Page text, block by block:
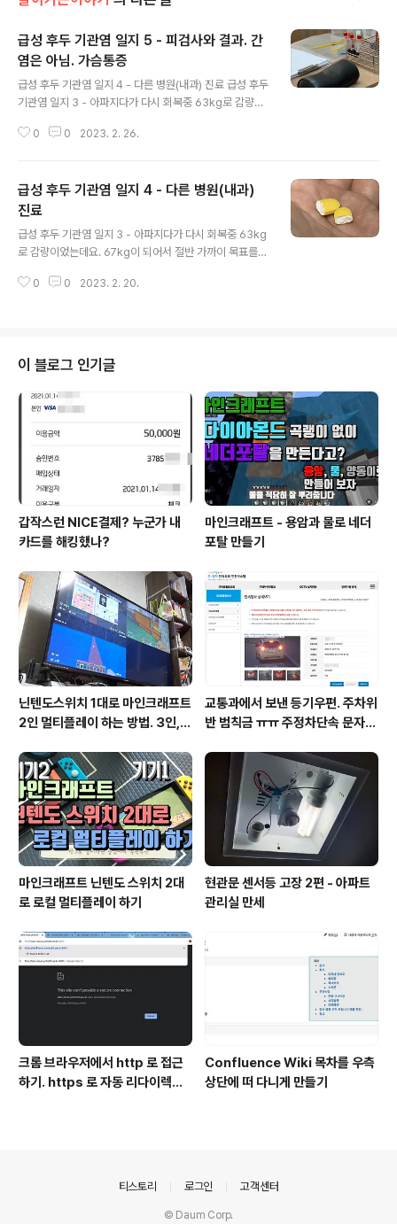
급성 후두 기관염 일지 5 - 피검사와 결과. 간
염은 아님. 가슴통증
급성 후두 기관염 일지 4 - 다른 병원(내과) 진료 급성 후두
기관염 일지 3 - 아파지다가 다시 회복중 63kg로 감량이
다. 이 기세를 몰아 음식량을 꾸준히 조절하면 목표를 달성
점점 괜찮아지고 있는데요. 가슴통증이 계속되고 있어서
불편합니다. 2023.02.21 (화) 피검사 어제저녁 식사 후
단식을 시작해서 아침에 피검사를 하였습니다. 결과는 내
일 나온다고 합니다. 체중이 많이 줄었습니다. 옷 입고 68.
3kg, 순수체중 66.7kg까지 줄었습니다. 아프고 나서 4k
g나 빠졌습니다. 일 하다가 어지러워서 오후 4시부터 쉬..
0 0 2023. 2. 26.
급성 후두 기관염 일지 4 - 다른 병원(내과)
진료
급성 후두 기관염 일지 3 - 아파지다가 다시 회복중 63kg
로 감량이었는데요. 67kg이 되어서 절반 가까이 목표를
목표를 달성할 수 있지 않을까 생각도 들었습니다. 2023.
이 될 수 있을까요? 2023.02.20 (월) 회복 중. 혹시 모르
니 내과 검진 어제저녁부터는 기침을 하는데 목이 조금 아
팠습니다. 전에는 기침을 해도 목이 아프지는 않았는데요.
기침을 많이 하다가 목에 상처가 생긴 게 아닐까 싶습니다.
약간 칼로 쑤시는 느낌 같다고 할까요? 그렇다고 심..
0 0 2023. 2. 20.
이 블로그 인기글
갑작스런 NICE결제? 누군가 내
카드를 해킹했나?
마인크래프트 - 용암과 물로 네더
포탈 만들기
닌텐도스위치 1대로 마인크래프트
2인 멀티플레이 하는 방법. 3인, 4
교통과에서 보낸 등기우편. 주차위
반 범칙금 ㅠㅠ 주정차단속 문자알
마인크래프트 닌텐도 스위치 2대
로 로컬 멀티플레이 하기
현관문 센서등 고장 2편 - 아파트
관리실 만세
크롬 브라우저에서 http 로 접근
하기. https 로 자동 리다이렉트
Confluence Wiki 목차를 우측
상단에 떠 다니게 만들기
티스토리 로그인 고객센터
© Daum Corp.